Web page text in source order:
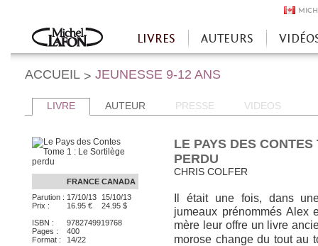
Accueil
LIVRES AUTEURS
ACCUEIL > JEUNESSE 9-12 ANS
LIVRE AUTEUR PRESSE VIDEOS
FRANCE CANADA
Parution : 17/10/13
15/10/13
Prix :
16.95 €
24.95 $
ISBN :
9782749919768
Pages :
400
Format :
14/22
LE PAYS DES
PERDU
CHRIS COLFER
Il était une fois, dans
jumeaux prénommés
mère leur offre un livre
morose change du tout au